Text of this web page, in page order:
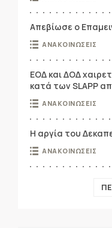
Απεβίωσε ο
ΑΝΑΚΟΙΝΩΣΕΙΣ
ΕΟΔ και ΔΟΔ
κατά των SLAPP
ΑΝΑΚΟΙΝΩΣΕΙΣ
Η αργία του
ΑΝΑΚΟΙΝΩΣΕΙΣ